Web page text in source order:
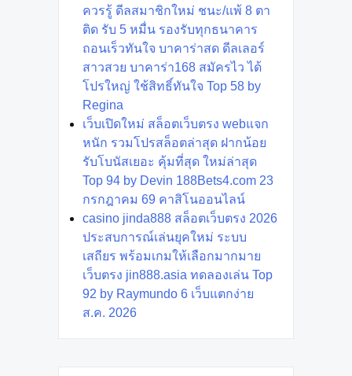
ควรรู้ ดีลสมาชิกใหม่ ชนะ/แพ้ 8 ตา
ติด รับ 5 หมื่น รองรับทุกธนาคาร
ถอนเร็วทันใจ บาคาร่าสด ดีลเลอร์
สาวสวย บาคาร่า168 สมัครไว ได้
โปรใหญ่ ใช้สิทธิ์ทันใจ Top 58 by
Regina
เว็บเปิดใหม่ สล็อตเว็บตรง webแจก
หนัก รวมโปรสล็อตล่าสุด ฝากน้อย
รับโบนัสเยอะ คุ้มที่สุด ใหม่ล่าสุด
Top 94 by Devin 188Bets4.com 23
กรกฎาคม 69 คาสิโนออนไลน์
casino jinda888 สล็อตเว็บตรง 2026
ประสบการณ์เล่นยุคใหม่ ระบบ
เสถียร พร้อมเกมให้เลือกมากมาย
เว็บตรง jin888.asia ทดลองเล่น Top
92 by Raymundo 6 เว็บแตกง่าย
ส.ค. 2026